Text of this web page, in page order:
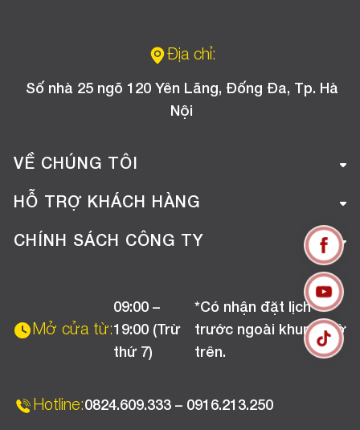
Địa chỉ:
Số nhà 25 ngõ 120 Yên Lãng, Đống Đa, Tp. Hà
Nội
VỀ CHÚNG TÔI
Giới thiệu công ty
Tuyển dụng
HỖ TRỢ KHÁCH HÀNG
Hướng dẫn mua hàng online
Chương trình khuyến mãi
CHÍNH SÁCH CÔNG TY
Chính sách bảo hành
Mở cửa từ:
09:00 –
19:00 (Trừ
thứ 7)
*Có nhận đặt lịch
trước ngoài khung giờ
trên.
Hotline:0824.609.333 – 0916.213.250